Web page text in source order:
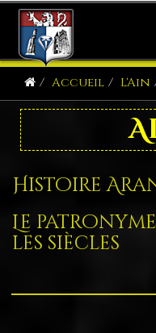
Accueil L'Ain
Histoire
Le
les siècles